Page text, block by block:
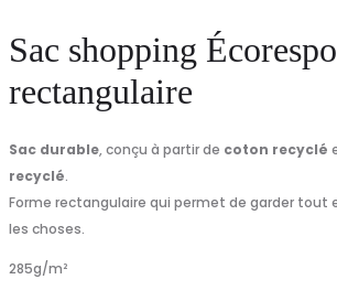
Sac shopping
rectangulaire
Sac durable, conçu à partir de coton recyclé
recyclé.
Forme rectangulaire qui permet de garder tout
les choses.
285g/m²